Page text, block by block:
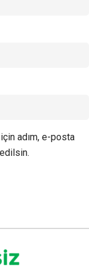
adım, e-posta